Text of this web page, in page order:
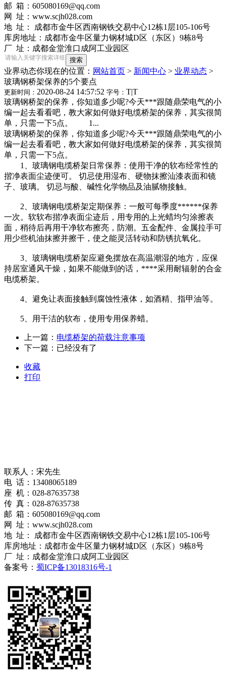
邮 箱：605080169@qq.com
网 址：www.scjh028.com
地 址： 成都市金牛区西南钢铁交易中心12栋1层105-106号
库房地址：成都市金牛区量力钢材城D区（东区）9栋8号
厂 址：成都金堂淮口成阿工业园区
业界动态你现在的位置： 网站首页 > 新闻中心 > 业界动态 >
玻璃钢桥架保养的5个要点
更新时间： 2020-08-24 14:57:52 字号： T|T
玻璃钢桥架的保养，你知道多少呢?今天***跟随鼎荣电气的小
编一起去看看吧，教大家如何做好电缆桥架的保养，其实很简
单，只需一下5点。 1...
玻璃钢桥架的保养，你知道多少呢?今天***跟随鼎荣电气的小
编一起去看看吧，教大家如何做好电缆桥架的保养，其实很简
单，只需一下5点。
1、玻璃钢电缆桥架日常保养：使用干净的软布经常性的
揩净表面尘迹便可。 切忌使用湿布、硬物抹擦汕漆表面和镜
子、玻璃。 切忌与酸、碱性化学物品及油腻物接触。
2、玻璃钢电缆桥架定期保养：一般可每季度******保养
一次。软软布揩净表面尘迹后，用专用的上光蜡均匀涂擦表
面，稍待后再用干净软布擦亮，防潮。五金配件、金属拉手可
用少些机油抹擦并擦干，使之能灵活转动和防锈抗氧化。
3、玻璃钢电缆桥架应避免摆放在高温潮湿的地方，应保
持居室通风干燥，如果不能做到的话，****采用耐辐射的合金
电缆桥架。
4、避免让表面接触到腐蚀性液体，如酒精、指甲油等。
5、用干洁的软布，使用专用保养蜡。
上一篇： 电缆桥架的荷载注意事项
下一篇：已经没有了
收藏
打印
联系人：宋先生
电 话：13408065189
座 机：028-87635738
传 真：028-87635738
邮 箱：605080169@qq.com
网 址：www.scjh028.com
地 址： 成都市金牛区西南钢铁交易中心12栋1层105-106号
库房地址：成都市金牛区量力钢材城D区（东区）9栋8号
厂 址：成都金堂淮口成阿工业园区
备案号： 蜀ICP备13018316号-1